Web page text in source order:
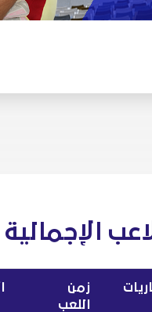
الإجمالية
زمن
اللعب